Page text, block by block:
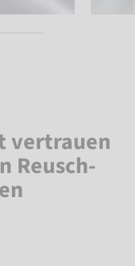
vertrauen
Reusch-